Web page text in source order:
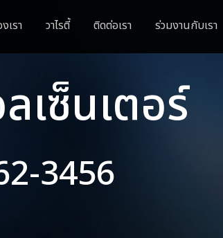
เรา วาไรตี้ ติดต่อเรา ร่วมงานกับเรา
เซ็นเตอร์
3456